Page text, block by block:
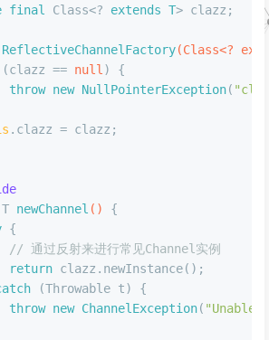
final Class<? extends T> clazz;
ReflectiveChannelFactory(Class<?
(clazz == null) {
throw new NullPointerException(
.clazz = clazz;
T newChannel ()
{
{
// 通过反射来进行常见Channel实例
return clazz.newInstance();
(Throwable t) {
throw new ChannelException( "Unable